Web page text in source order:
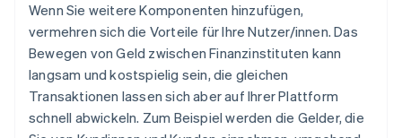
Wenn Sie weitere Komponenten hinzufügen,
vermehren sich die Vorteile für Ihre Nutzer/innen. Das
Bewegen von Geld zwischen Finanzinstituten kann
langsam und kostspielig sein, die gleichen
Transaktionen lassen sich aber auf Ihrer Plattform
schnell abwickeln. Zum Beispiel werden die Gelder, die
English
Indien
English
Irland
English
Italien